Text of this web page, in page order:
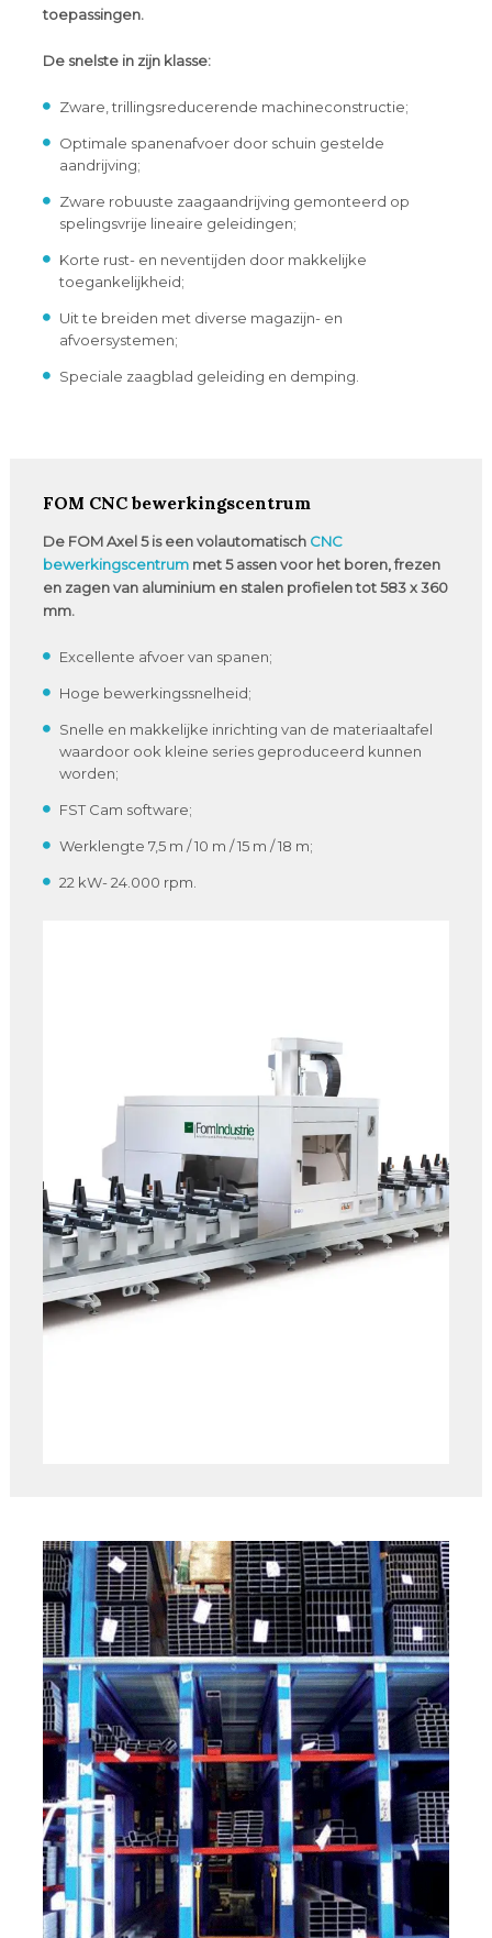
toepassingen.
De snelste in zijn klasse:
Zware, trillingsreducerende machineconstructie;
Optimale spanenafvoer door schuin gestelde
aandrijving;
Zware robuuste zaagaandrijving gemonteerd op
spelingsvrije lineaire geleidingen;
Korte rust- en neventijden door makkelijke
toegankelijkheid;
Uit te breiden met diverse magazijn- en
afvoersystemen;
Speciale zaagblad geleiding en demping.
FOM CNC bewerkingscentrum
De FOM Axel 5 is een volautomatisch CNC
bewerkingscentrummet 5 assen voor het boren, frezen
en zagen van aluminium en stalen profielen tot 583 x 360
mm.
Excellente afvoer van spanen;
Hoge bewerkingssnelheid;
Snelle en makkelijke inrichting van de materiaaltafel
waardoor ook kleine series geproduceerd kunnen
worden;
FST Cam software;
Werklengte 7,5 m / 10 m / 15 m / 18 m;
22 kW- 24.000 rpm.